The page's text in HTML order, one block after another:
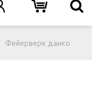
Фейерверк данко